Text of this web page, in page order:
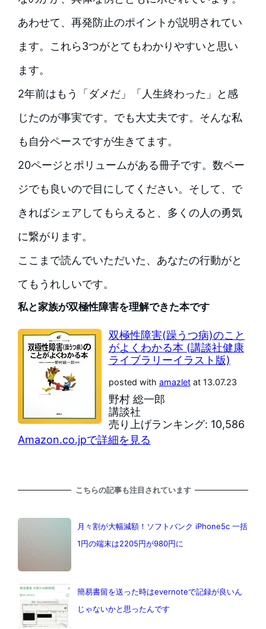
あわせて、再発防止のポイントが説明されてい
ます。これら3つがとてもわかりやすいと思い
ます。
2年前はもう「ダメだ」「人生終わった」と感
じたのが事実です。でも大丈夫です。そんな私
も自分ペースですが生きてます。
20ページとポリュームがある冊子です。数ペー
ジでも良いので目にしてください。そして、で
きればシェアしてもらえると、多くの人の勇気
に繋がります。
ここまで読んでいただいた、あなたの行動がと
てもうれしいです。
私と家族が双極性障害を理解できた本です
双極性障害(躁うつ病)のこと
がよくわかる本 (講談社健康
ライブラリーイラスト版)
posted with amazletat 13.07.23
野村 総一郎
講談社
売り上げランキング: 10,586
Amazon.co.jpで詳細を見る
こちらの記事も注目されています
月々割が大幅減額！ソフトバンク iPhone5c 一括
1円の端末は2205円が980円に
簡易書留を送った時はevernoteで記録が良いん
じゃないかと思ったんです